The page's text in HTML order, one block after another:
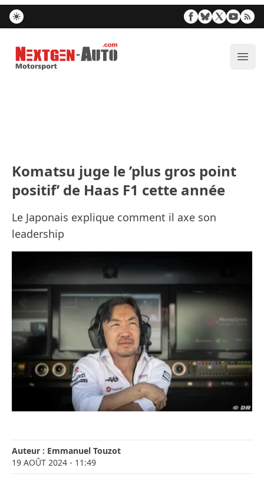
Nextgen-Auto.com
Komatsu juge le ’plus gros point
positif’ de Haas F1 cette année
Le Japonais explique comment il axe son
leadership
Auteur : Emmanuel Touzot
19 AOÛT 2024 - 11:49